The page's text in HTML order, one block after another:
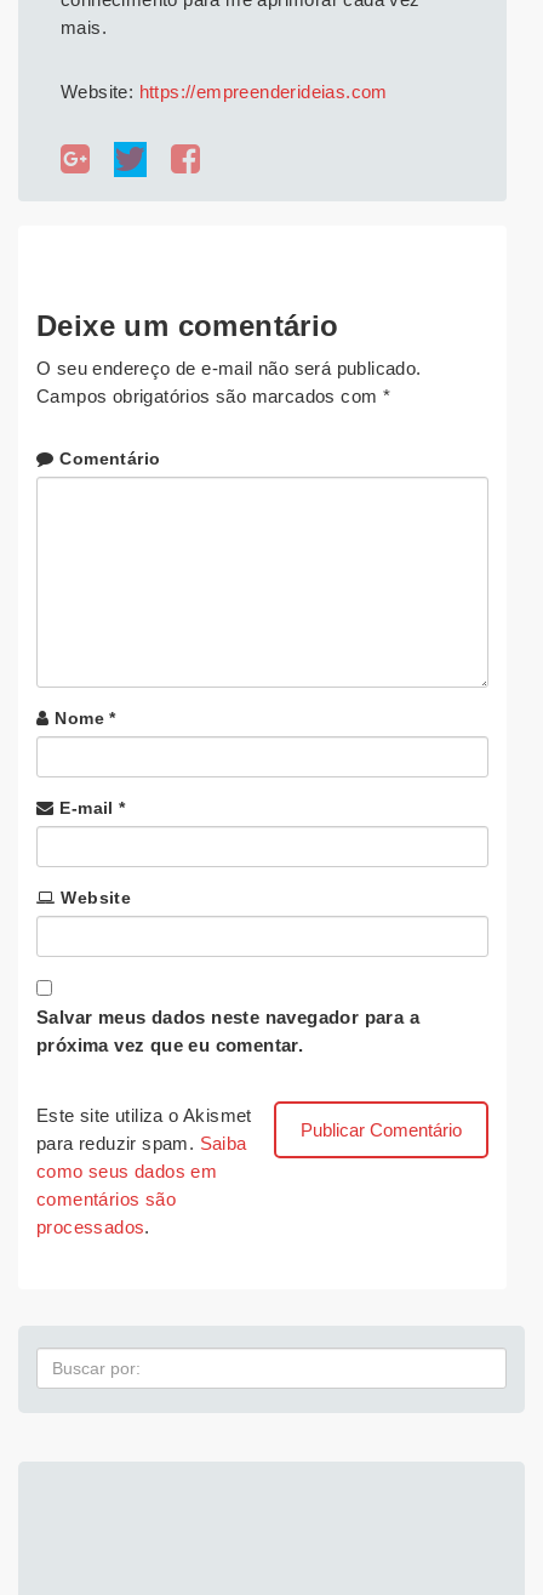
mais.
Website: https://empreenderideias.com
Deixe um comentário
O seu endereço de e-mail não será publicado.
Campos obrigatórios são marcados com *
Comentário
Nome *
E-mail *
Website
Salvar meus dados neste navegador para a
próxima vez que eu comentar.
Este site utiliza o Akismet
para reduzir spam. Saiba
como seus dados em
comentários são
processados.
Pesquisa